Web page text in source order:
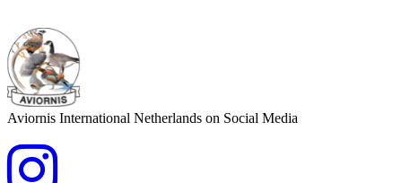
Aviornis International Netherlands on Social Media